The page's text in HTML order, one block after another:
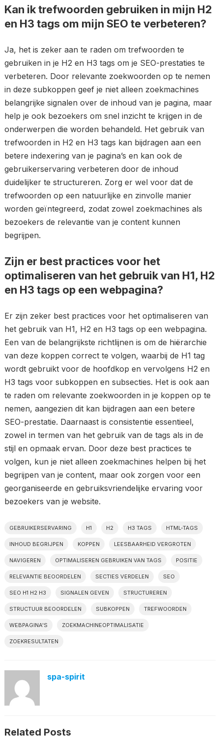
Kan ik trefwoorden gebruiken in mijn H2
en H3 tags om mijn SEO te verbeteren?
Ja, het is zeker aan te raden om trefwoorden te
gebruiken in je H2 en H3 tags om je SEO-prestaties te
verbeteren. Door relevante zoekwoorden op te nemen
in deze subkoppen geef je niet alleen zoekmachines
belangrijke signalen over de inhoud van je pagina, maar
help je ook bezoekers om snel inzicht te krijgen in de
onderwerpen die worden behandeld. Het gebruik van
trefwoorden in H2 en H3 tags kan bijdragen aan een
betere indexering van je pagina’s en kan ook de
gebruikerservaring verbeteren door de inhoud
duidelijker te structureren. Zorg er wel voor dat de
trefwoorden op een natuurlijke en zinvolle manier
worden geïntegreerd, zodat zowel zoekmachines als
bezoekers de relevantie van je content kunnen
begrijpen.
Zijn er best practices voor het
optimaliseren van het gebruik van H1, H2
en H3 tags op een webpagina?
Er zijn zeker best practices voor het optimaliseren van
het gebruik van H1, H2 en H3 tags op een webpagina.
Een van de belangrijkste richtlijnen is om de hiërarchie
van deze koppen correct te volgen, waarbij de H1 tag
wordt gebruikt voor de hoofdkop en vervolgens H2 en
H3 tags voor subkoppen en subsecties. Het is ook aan
te raden om relevante zoekwoorden in je koppen op te
nemen, aangezien dit kan bijdragen aan een betere
SEO-prestatie. Daarnaast is consistentie essentieel,
zowel in termen van het gebruik van de tags als in de
stijl en opmaak ervan. Door deze best practices te
volgen, kun je niet alleen zoekmachines helpen bij het
begrijpen van je content, maar ook zorgen voor een
georganiseerde en gebruiksvriendelijke ervaring voor
bezoekers van je website.
GEBRUIKERSERVARING H1 H2 H3 TAGS HTML-TAGS
INHOUD BEGRIJPEN KOPPEN LEESBAARHEID VERGROTEN
NAVIGEREN OPTIMALISEREN GEBRUIKEN VAN TAGS POSITIE
RELEVANTIE BEOORDELEN SECTIES VERDELEN SEO
SEO H1 H2 H3 SIGNALEN GEVEN STRUCTUREREN
STRUCTUUR BEOORDELEN SUBKOPPEN TREFWOORDEN
WEBPAGINA'S ZOEKMACHINEOPTIMALISATIE
ZOEKRESULTATEN
spa-spirit
Related Posts